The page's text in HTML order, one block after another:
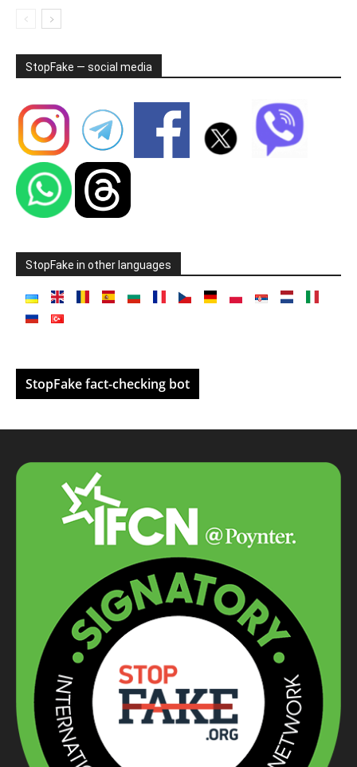
StopFake — social media
StopFake in other languages
StopFake fact-checking bot